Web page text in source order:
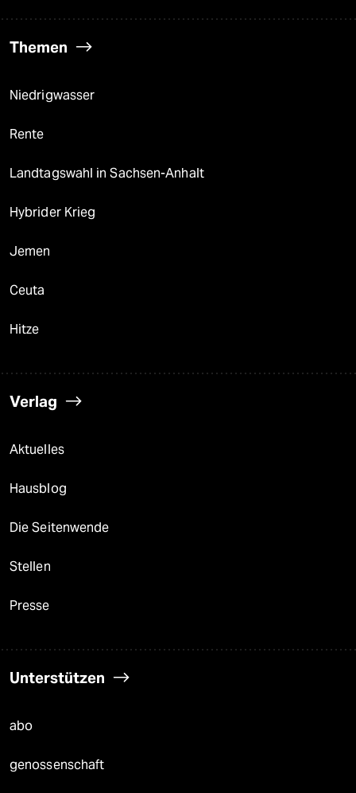
Themen
Niedrigwasser
Rente
Landtagswahl in Sachsen-Anhalt
Hybrider Krieg
Jemen
Ceuta
Hitze
Verlag
Aktuelles
Hausblog
Die Seitenwende
Stellen
Presse
Unterstützen
abo
genossenschaft